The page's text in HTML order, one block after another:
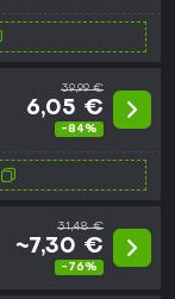
39,99 €
6,05 €
-84%
31,48 €
~7,30 €
-76%